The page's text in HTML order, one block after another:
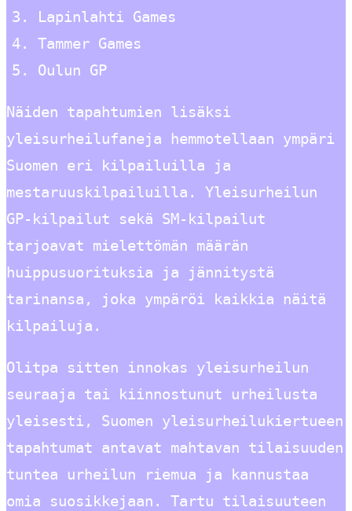
Lapinlahti Games
Tammer Games
Oulun GP
Näiden tapahtumien lisäksi
yleisurheilufaneja hemmotellaan ympäri
Suomen eri kilpailuilla ja
mestaruuskilpailuilla. Yleisurheilun
GP-kilpailut sekä SM-kilpailut
tarjoavat mielettömän määrän
huippusuorituksia ja jännitystä
tarinansa, joka ympäröi kaikkia näitä
kilpailuja.
Olitpa sitten innokas yleisurheilun
seuraaja tai kiinnostunut urheilusta
yleisesti, Suomen yleisurheilukiertueen
tapahtumat antavat mahtavan tilaisuuden
tuntea urheilun riemua ja kannustaa
omia suosikkejaan. Tartu tilaisuuteen